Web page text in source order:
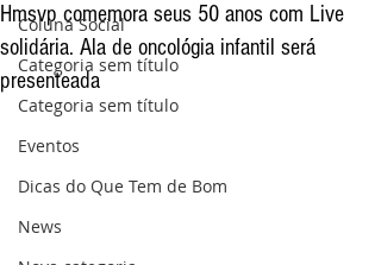
Coluna Social
Categoria sem título
Categoria sem título
Eventos
Dicas do Que Tem de Bom
News
Hmsvp comemora seus 50 anos com Live
solidária. Ala de oncológia infantil será
presenteada